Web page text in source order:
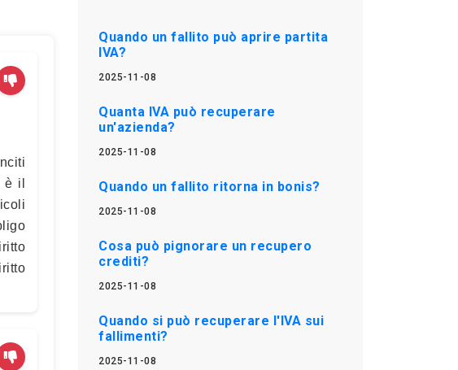
il
Quando un fallito può aprire partita
IVA?
2025-11-08
Quanta IVA può recuperare
un'azienda?
2025-11-08
Quando un fallito ritorna in bonis?
2025-11-08
Cosa può pignorare un recupero
crediti?
2025-11-08
Quando si può recuperare l'IVA sui
fallimenti?
2025-11-08